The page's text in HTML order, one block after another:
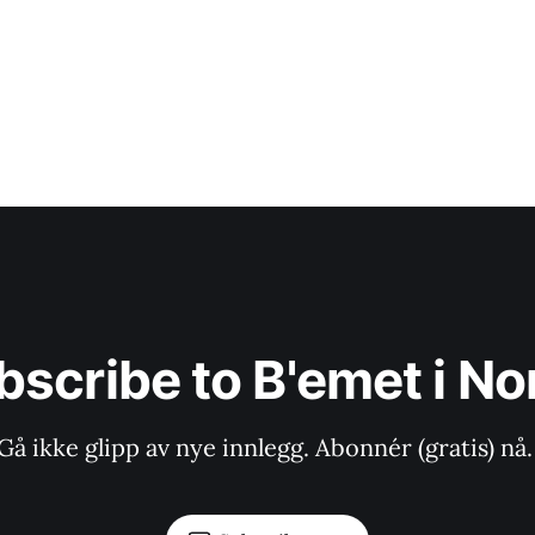
to B'emet i
ikke glipp av nye innlegg. Abonnér (gratis)